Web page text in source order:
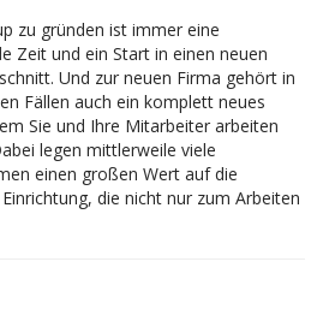
zu gründen ist immer eine
Zeit und ein Start in einen neuen
Und zur neuen Firma gehört in
Fällen auch ein komplett neues
Sie und Ihre Mitarbeiter arbeiten
legen mittlerweile viele
einen großen Wert auf die
die nicht nur zum Arbeiten